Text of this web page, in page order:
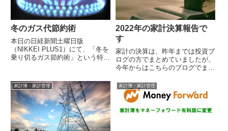
冬のガス代節約術
本日の日経新聞土曜日版
（NIKKEI PLUS1）にて、「冬を
乗り切るガス節約術」という特集
使用量が...
2022年の家計決算報告で
す
家計の決算は、昨年までは投資ブ
ログの方でまとめていましたが、
今年からはこちらのブログでまと
私が家計の管理をしていますが、
年に1回家...
家計簿・家計管理 家計簿・家計管理